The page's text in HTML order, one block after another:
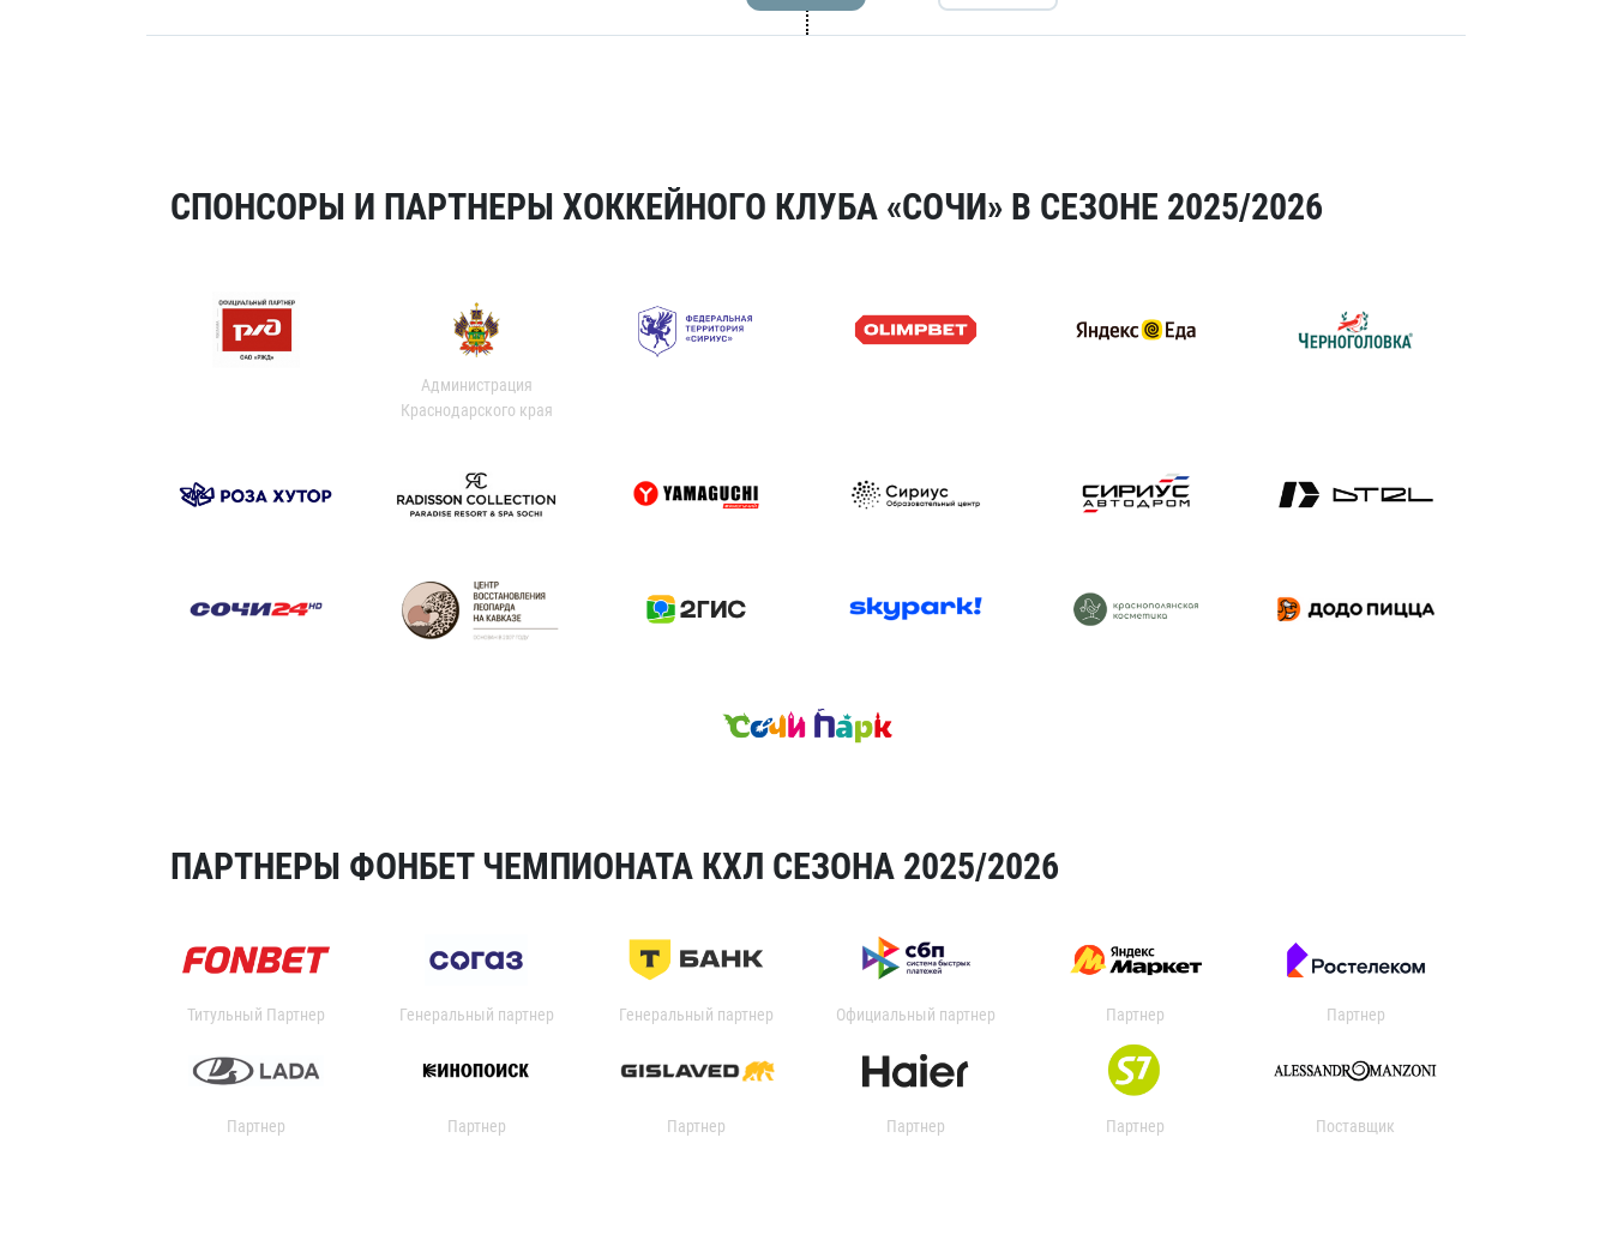
СПОНСОРЫ И ПАРТНЕРЫ ХОККЕЙНОГО КЛУБА «СОЧИ» В СЕЗОНЕ 2025/2026
Администрация
Краснодарского края
ПАРТНЕРЫ ФОНБЕТ ЧЕМПИОНАТА КХЛ СЕЗОНА 2025/2026
Титульный Партнер Генеральный партнер Генеральный партнер Официальный партнер Партнер Партнер
Партнер Партнер Партнер Партнер Партнер Поставщик